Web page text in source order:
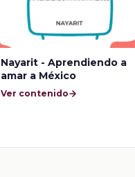
Nayarit - Aprendiendo a
amar a México
Ver contenido